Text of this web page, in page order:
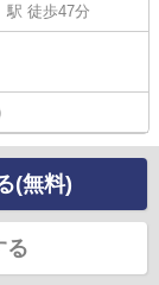
駅 徒歩47分
(無料)
る